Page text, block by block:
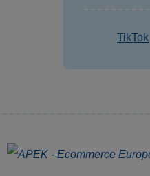
TikTok